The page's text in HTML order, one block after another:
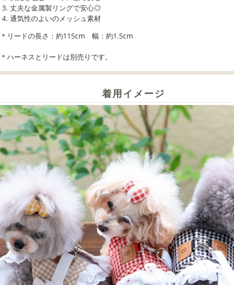
丈夫な金属製リングで安心◎
通気性のよいのメッシュ素材
＊リードの長さ：約115cm 幅：約1.5cm
＊ハーネスとリードは別売りです。
着用イメージ